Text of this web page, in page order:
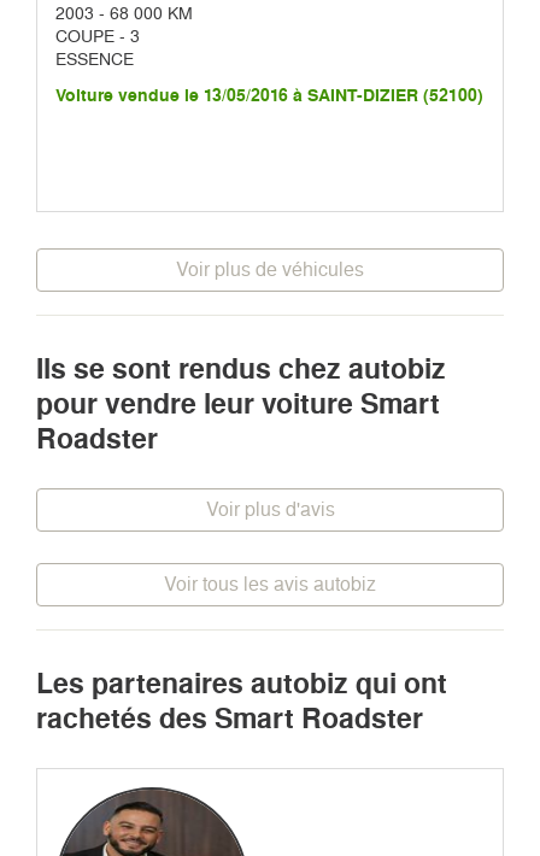
2003 - 68 000 KM
COUPE - 3
ESSENCE
Voiture vendue le 13/05/2016 à SAINT-DIZIER (52100)
Voir plus de véhicules
Ils se sont rendus chez autobiz
pour vendre leur voiture Smart
Roadster
Voir plus d'avis
Voir tous les avis autobiz
Les partenaires autobiz qui ont
rachetés des Smart Roadster